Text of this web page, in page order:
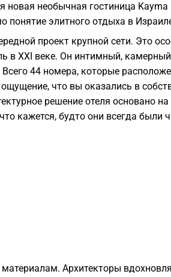
новая необычная гостиница Kayma
элитного отдыха в
проект крупной сети. Это
в XXI веке. Он интимный,
Всего 44 номера, которые
что вы оказались в
решение отеля основано
кажется, будто они всегда были
Архитекторы